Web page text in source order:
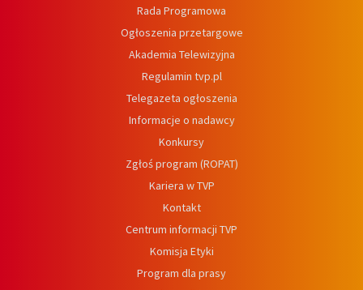
Rada Programowa
Ogłoszenia przetargowe
Akademia Telewizyjna
Regulamin tvp.pl
Telegazeta ogłoszenia
Informacje o nadawcy
Konkursy
Zgłoś program (ROPAT)
Kariera w TVP
Kontakt
Centrum informacji TVP
Komisja Etyki
Program dla prasy